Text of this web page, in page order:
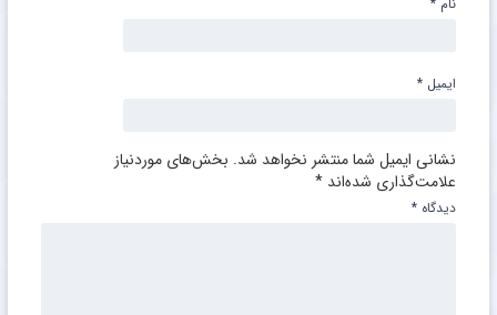
نشانی ایمیل شما منتشر نخواهد شد. بخش‌های موردنیاز
علامت‌گذاری شده‌اند *
دیدگاه *
نام *
ایمیل *